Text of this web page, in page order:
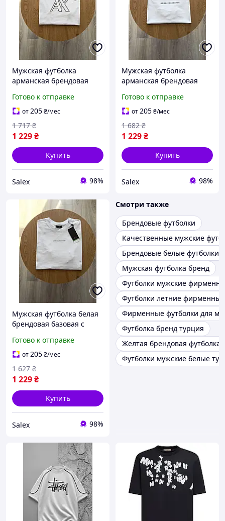
Мужская футболка
арманская брендовая
логотипом Armani Salex
Чоловіча футболка армані
брендова біла базова
Готово к отправке
от205₴/мес
1 229₴
1 717 ₴
Купить
Salex 98%
Мужская футболка
арманская брендовая
логотипом Armani Salex
Чоловіча футболка армані
брендова базова біла
Готово к отправке
от205₴/мес
1 229₴
1 682 ₴
Купить
Salex 98%
Мужская футболка белая
брендовая базовая с
Чоловіча футболка армані
біла брендова базова з
логотипом Armani
Готово к отправке
от205₴/мес
1 229₴
1 627 ₴
Купить
Salex 98%
Смотри также
Брендовые футболки
Качественные мужские
Брендовые белые футболки
Мужская футболка бренд
Футболки мужские
Футболки летние фирменные
Фирменные футболки для
Футболка бренд турция
Желтая брендовая футболка
Футболки мужские белые